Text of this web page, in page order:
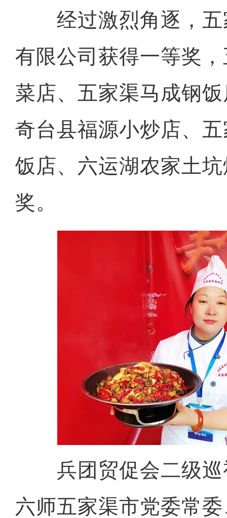
经过激烈角逐，五
有限公司获得一等奖
菜店、五家渠马成钢
奇台县福源小炒店、
饭店、六运湖农家土
奖。
兵团贸促会二级巡
六师五家渠市党委常